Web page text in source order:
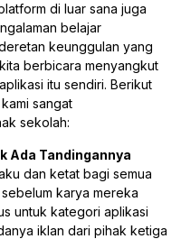
di luar sana juga
belajar
keunggulan yang
berbicara menyangkut
itu sendiri. Berikut
sangat
sekolah:
Ada Tandingannya
dan ketat bagi semua
karya mereka
untuk kategori aplikasi
iklan dari pihak ketiga